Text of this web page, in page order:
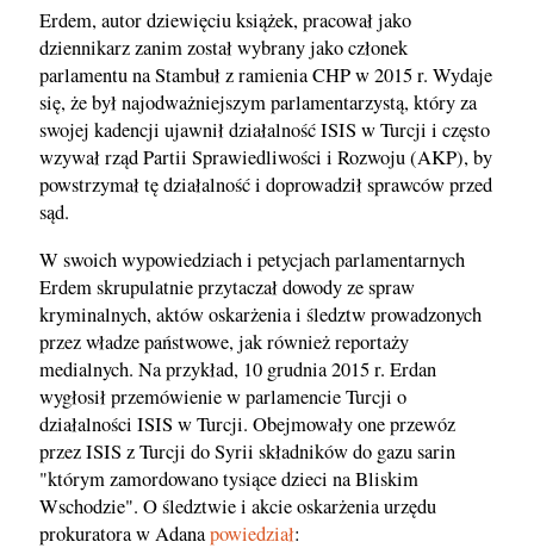
Erdem, autor dziewięciu książek, pracował jako
dziennikarz zanim został wybrany jako członek
parlamentu na Stambuł z ramienia CHP w 2015 r. Wydaje
się, że był najodważniejszym parlamentarzystą, który za
swojej kadencji ujawnił działalność ISIS w Turcji i często
wzywał rząd Partii Sprawiedliwości i Rozwoju (AKP), by
powstrzymał tę działalność i doprowadził sprawców przed
sąd.
W swoich wypowiedziach i petycjach parlamentarnych
Erdem skrupulatnie przytaczał dowody ze spraw
kryminalnych, aktów oskarżenia i śledztw prowadzonych
przez władze państwowe, jak również reportaży
medialnych. Na przykład, 10 grudnia 2015 r. Erdan
wygłosił przemówienie w parlamencie Turcji o
działalności ISIS w Turcji. Obejmowały one przewóz
przez ISIS z Turcji do Syrii składników do gazu sarin
"którym zamordowano tysiące dzieci na Bliskim
Wschodzie". O śledztwie i akcie oskarżenia urzędu
prokuratora w Adanapowiedział: